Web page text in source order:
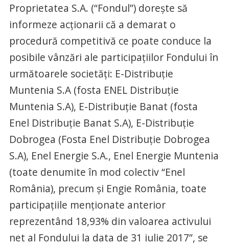
Proprietatea S.A. (“Fondul”) doreşte să
informeze acţionarii că a demarat o
procedură competitivă ce poate conduce la
posibile vânzări ale participaţiilor Fondului în
următoarele societăţi: E-Distribuţie
Muntenia S.A (fosta ENEL Distribuţie
Muntenia S.A), E-Distribuţie Banat (fosta
Enel Distribuţie Banat S.A), E-Distribuţie
Dobrogea (Fosta Enel Distribuţie Dobrogea
S.A), Enel Energie S.A., Enel Energie Muntenia
(toate denumite în mod colectiv “Enel
România), precum şi Engie România, toate
participaţiile menţionate anterior
reprezentând 18,93% din valoarea activului
net al Fondului la data de 31 iulie 2017”, se